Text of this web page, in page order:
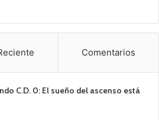
Comentarios
C.D. 0: El sueño del ascenso está